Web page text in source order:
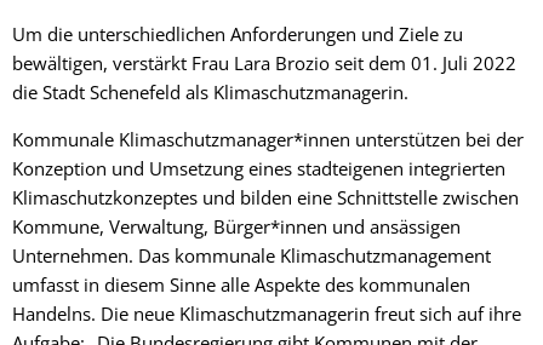
Um die unterschiedlichen Anforderungen und Ziele zu
bewältigen, verstärkt Frau Lara Brozio seit dem 01. Juli 2022
die Stadt Schenefeld als Klimaschutzmanagerin.
Kommunale Klimaschutzmanager*innen unterstützen bei der
Konzeption und Umsetzung eines stadteigenen integrierten
Klimaschutzkonzeptes und bilden eine Schnittstelle zwischen
Kommune, Verwaltung, Bürger*innen und ansässigen
Unternehmen. Das kommunale Klimaschutzmanagement
umfasst in diesem Sinne alle Aspekte des kommunalen
Handelns. Die neue Klimaschutzmanagerin freut sich auf ihre